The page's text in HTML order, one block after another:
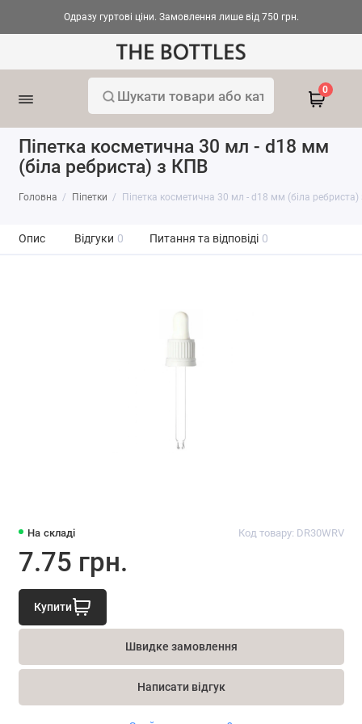
Одразу гуртові ціни. Замовлення лише від 750 грн.
0
Піпетка косметична 30 мл - d18 мм
(біла ребриста) з КПВ
Головна Піпетки Піпетка косметична 30 мл - d18 мм (біла
Опис Відгуки 0 Питання та відповіді 0
На складі Код товару: DR30WRV
7.75 грн.
Купити
Швидке замовлення
Написати відгук